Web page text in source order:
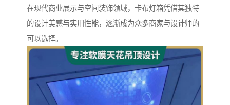
在现代商业展示与空间装饰领域，卡布灯箱凭借其独特
的设计美感与实用性能，逐渐成为众多商家与设计师的
可以选择。